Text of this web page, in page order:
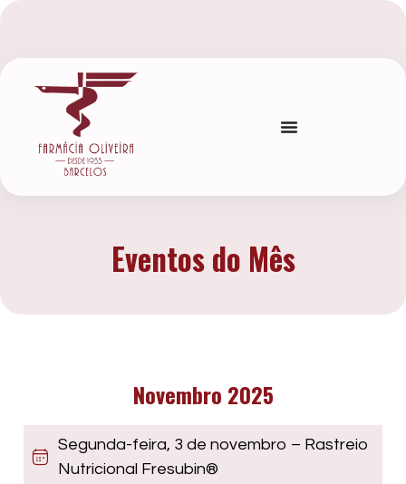
Eventos do Mês
Novembro 2025
Segunda-feira, 3 de novembro – Rastreio
Nutricional Fresubin®